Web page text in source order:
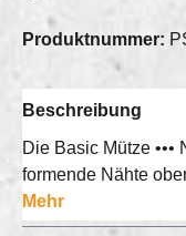
Produktnummer:
Beschreibung
Die Basic Mütze •••
formende Nähte
Mehr